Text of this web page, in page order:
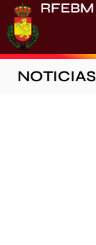
RFEBM
NOTICIAS